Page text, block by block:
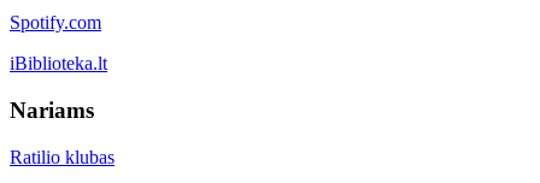
Spotify.com
iBiblioteka.lt
Nariams
Ratilio klubas